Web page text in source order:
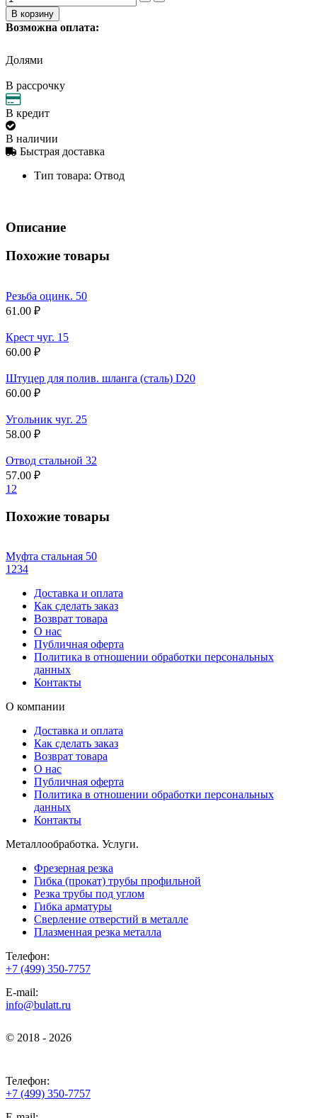
Возможна оплата:
Долями
В рассрочку
В кредит
В наличии
Быстрая доставка
Тип товара: Отвод
Описание
Похожие товары
Резьба оцинк. 50
61.00 ₽
Крест чуг. 15
60.00 ₽
Штуцер для полив. шланга (сталь) D20
60.00 ₽
Угольник чуг. 25
58.00 ₽
Отвод стальной 32
57.00 ₽
1 2
Похожие товары
Муфта стальная 50
1234
Доставка и оплата
Как сделать заказ
Возврат товара
О нас
Публичная оферта
Политика в отношении обработки персональных
данных
Контакты
О компании
Доставка и оплата
Как сделать заказ
Возврат товара
О нас
Публичная оферта
Политика в отношении обработки персональных
данных
Контакты
Металлообработка. Услуги.
Фрезерная резка
Гибка (прокат) трубы профильной
Резка трубы под углом
Гибка арматуры
Сверление отверстий в металле
Плазменная резка металла
Телефон:
+7 (499) 350-7757
E-mail:
info@bulatt.ru
© 2018 - 2026
Телефон:
+7 (499) 350-7757